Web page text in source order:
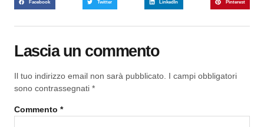
Facebook Twitter LinkedIn Pinterest
Lascia un commento
Il tuo indirizzo email non sarà pubblicato. I campi obbligatori
sono contrassegnati *
Commento *